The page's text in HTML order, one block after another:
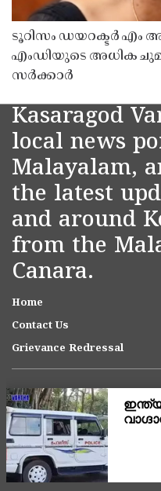
ടൂറിസം ഡയറക്ടർ എം
എംഡിയുടെ അധിക
സർക്കാർ
Kasaragod
local news
Malayalam,
the latest
and around
from the
Canara.
Home
Contact Us
Grievance Redressal
Copyright © 2007-